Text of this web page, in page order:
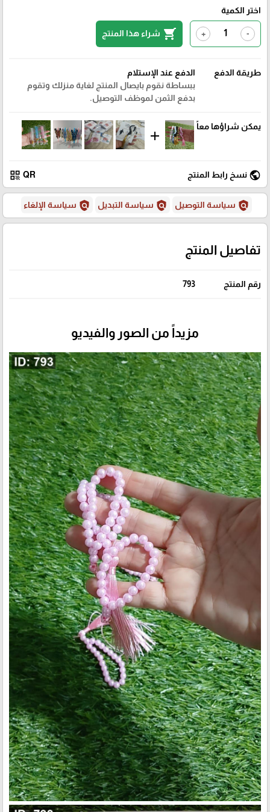
اختر الكمية
-
+
shopping_cart شراء هذا المنتج
طريقة الدفع
الدفع عند الإستلام
ببساطة نقوم بايصال المنتج لغاية منزلك وتقوم
بدفع الثمن لموظف التوصيل.
يمكن شراؤها معاً
add
public نسخ رابط المنتج QR
qr_code
policy سياسة التوصيل policy سياسة التبديل policy سياسة الإلغاء
تفاصيل المنتج
رقم المنتج 793
مزيداً من الصور والفيديو